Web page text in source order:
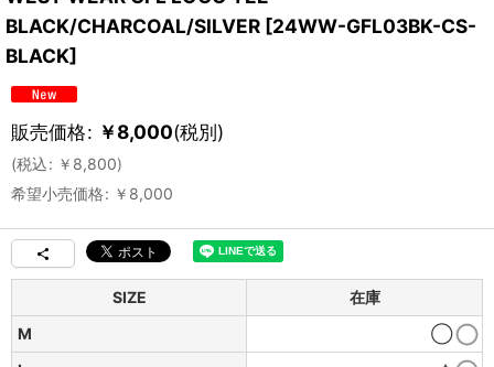
BLACK/CHARCOAL/SILVER [24WW-GFL03BK-CS-
BLACK]
販売価格: ￥8,000(税別)
(税込: ￥ 8,800)
希望小売価格: ￥ 8,000
SIZE
在庫
M
◯